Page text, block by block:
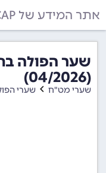
אתר המידע של CAP
(04/2026)
שערי מט"ח שערי